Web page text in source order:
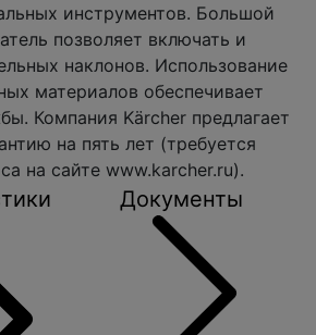
инструментов. Большой
позволяет включать и
наклонов. Использование
материалов обеспечивает
Компания Kärcher предлагает
на пять лет (требуется
на сайте www.karcher.ru).
Документы